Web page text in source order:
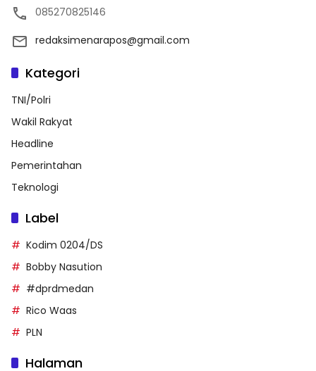
085270825146
redaksimenarapos@gmail.com
Kategori
TNI/Polri
Wakil Rakyat
Headline
Pemerintahan
Teknologi
Label
Kodim 0204/DS
Bobby Nasution
#dprdmedan
Rico Waas
PLN
Halaman